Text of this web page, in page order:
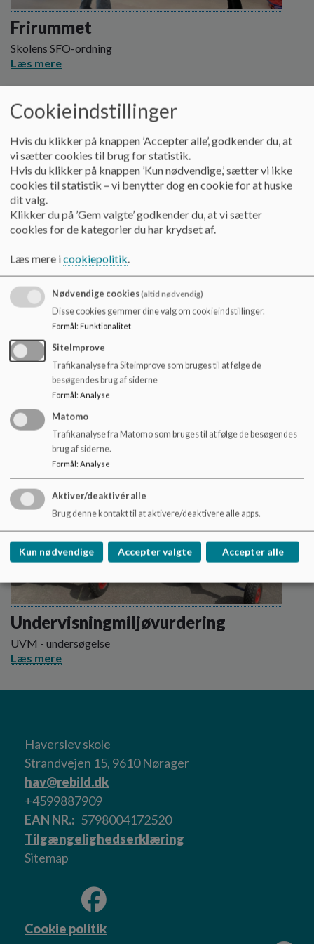
Frirummet
Skolens SFO-ordning
Læs mere
Invitation til jubilæumsfest
Nu er der mulighed for at tilmelde sig skolens
jubilæumsfest
Læs mere
Undervisningmiljøvurdering
UVM - undersøgelse
Læs mere
Haverslev skole
Strandvejen 15, 9610 Nørager
hav@rebild.dk
+4599887909
EAN NR.
5798004172520
Tilgængelighedserklæring
Sitemap
Cookie politik
Cookieindstillinger
Hvis du klikker på knappen ’Accepter alle’, godkender du, at
vi sætter cookies til brug for statistik.
Hvis du klikker på knappen ’Kun nødvendige,’ sætter vi ikke
cookies til statistik – vi benytter dog en cookie for at huske
dit valg.
Klikker du på ’Gem valgte’ godkender du, at vi sætter
cookies for de kategorier du har krydset af.
Læs mere icookiepolitik.
Nødvendige cookies(altid nødvendig)
Disse cookies gemmer dine valg om cookieindstillinger.
Formål: Funktionalitet
SiteImprove
Trafikanalyse fra Siteimprove som bruges til at følge de
besøgendes brug af siderne
Formål: Analyse
Matomo
Trafikanalyse fra Matomo som bruges til at følge de besøgendes
brug af siderne.
Formål: Analyse
Aktiver/deaktivér alle
Brug denne kontakt til at aktivere/deaktivere alle apps.
Kun nødvendige Accepter valgte Accepter alle